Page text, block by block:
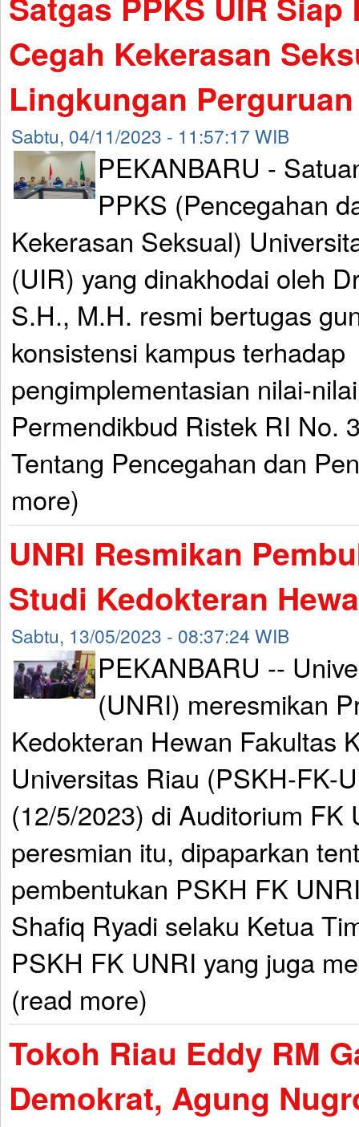
Cegah Kekerasan
Lingkungan
Sabtu, 04/11/2023 - 11:57:17 WIB
PEKANBARU -
PPKS (Pencegahan
Kekerasan Seksual)
(UIR) yang dinakhodai oleh
S.H., M.H. resmi bertugas
konsistensi kampus terhadap
pengimplementasian nilai-
Permendikbud Ristek RI No.
Tentang Pencegahan dan
more)
UNRI Resmikan
Studi Kedokteran
Sabtu, 13/05/2023 - 08:37:24 WIB
PEKANBARU --
(UNRI) meresmikan
Kedokteran Hewan Fakultas
Universitas Riau (PSKH-FK-
(12/5/2023) di Auditorium FK
peresmian itu, dipaparkan
pembentukan PSKH FK
Shafiq Ryadi selaku Ketua
PSKH FK UNRI yang juga
(read more)
Tokoh Riau Eddy RM
Demokrat, Agung